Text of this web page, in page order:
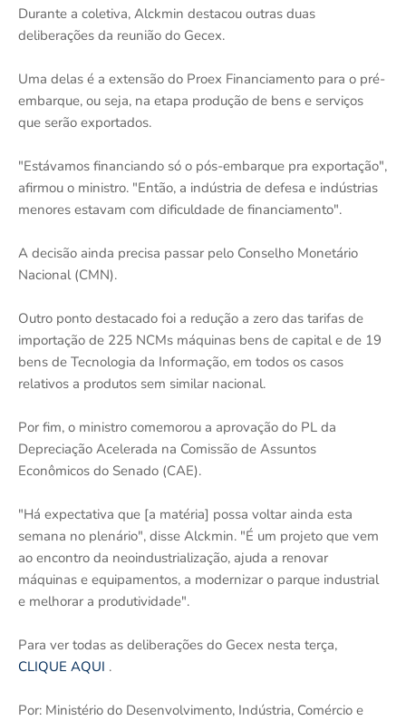
Durante a coletiva, Alckmin destacou outras duas
deliberações da reunião do Gecex.
Uma delas é a extensão do Proex Financiamento para o pré-
embarque, ou seja, na etapa produção de bens e serviços
que serão exportados.
"Estávamos financiando só o pós-embarque pra exportação",
afirmou o ministro. "Então, a indústria de defesa e indústrias
menores estavam com dificuldade de financiamento".
A decisão ainda precisa passar pelo Conselho Monetário
Nacional (CMN).
Outro ponto destacado foi a redução a zero das tarifas de
importação de 225 NCMs máquinas bens de capital e de 19
bens de Tecnologia da Informação, em todos os casos
relativos a produtos sem similar nacional.
Por fim, o ministro comemorou a aprovação do PL da
Depreciação Acelerada na Comissão de Assuntos
Econômicos do Senado (CAE).
"Há expectativa que [a matéria] possa voltar ainda esta
semana no plenário", disse Alckmin. "É um projeto que vem
ao encontro da neoindustrialização, ajuda a renovar
máquinas e equipamentos, a modernizar o parque industrial
e melhorar a produtividade".
Para ver todas as deliberações do Gecex nesta terça,
CLIQUE AQUI .
Por: Ministério do Desenvolvimento, Indústria, Comércio e